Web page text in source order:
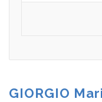
GIORGIO